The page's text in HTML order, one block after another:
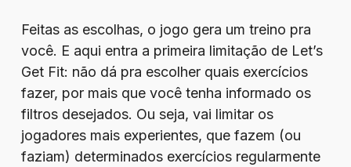
Feitas as escolhas, o jogo gera um treino pra
você. E aqui entra a primeira limitação de Let’s
Get Fit: não dá pra escolher quais exercícios
fazer, por mais que você tenha informado os
filtros desejados. Ou seja, vai limitar os
jogadores mais experientes, que fazem (ou
faziam) determinados exercícios regularmente